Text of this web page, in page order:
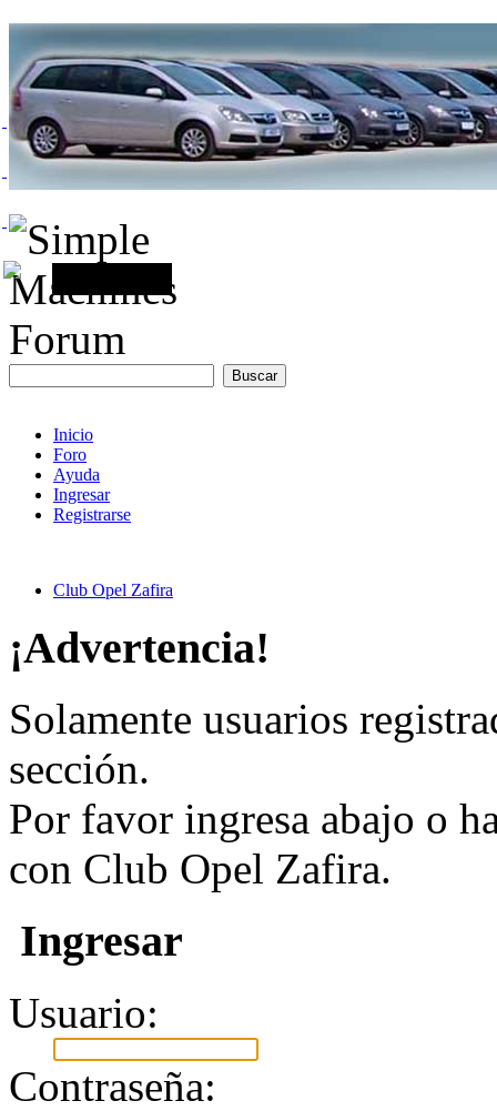
Inicio
Foro
Ayuda
Ingresar
Registrarse
Club Opel Zafira
¡Advertencia!
Solamente usuarios
sección.
Por favor ingresa abajo o
con Club Opel Zafira.
Ingresar
Usuario:
Contraseña: